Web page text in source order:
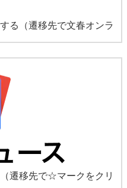
る
（遷移先で文春オンラ
（遷移先で☆マークをクリ